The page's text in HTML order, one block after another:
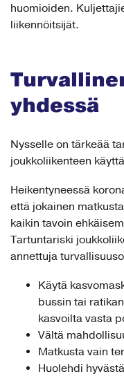
huomioiden.
liikennöitsijät.
yhdessä
Nysselle on tärkeää
joukkoliikenteen
Heikentyneessä
että jokainen
kaikin tavoin
Tartuntariski
annettuja
Käytä
bussin tai
kasvoilta vasta
Vältä
Matkusta vain
Huolehdi